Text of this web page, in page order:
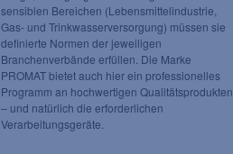
sensiblen Bereichen (Lebensmittelindustrie,
Gas- und Trinkwasserversorgung) müssen sie
definierte Normen der jeweiligen
Branchenverbände erfüllen. Die Marke
PROMAT bietet auch hier ein professionelles
Programm an hochwertigen Qualitätsprodukten
– und natürlich die erforderlichen
Verarbeitungsgeräte.